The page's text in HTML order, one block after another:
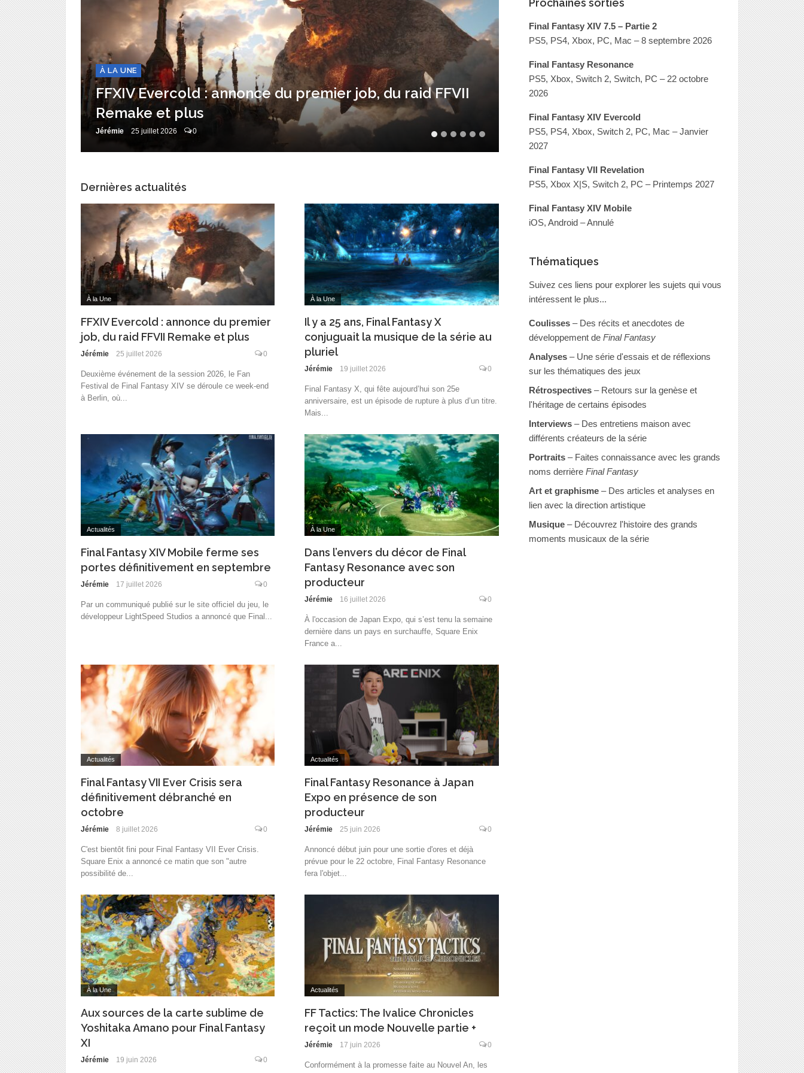
sort
À LA UNE
FFXIV Evercold : annonce du premier job, du raid FFVII
Remake et plus
Jérémie 25 juillet 2026 0
À LA UNE
Il y a 25 ans, Final Fantasy X conjuguait la
série au pluriel
Jérémie 19 juillet 2026 0
Dernières actualités
À la Une
FFXIV Evercold : annonce du premier
job, du raid FFVII Remake et plus
Jérémie 25 juillet 2026 0
Deuxième événement de la session 2026, le Fan
Festival de Final Fantasy XIV se déroule ce week-end
à Berlin, où...
À la Une
Il y a 25 ans, Final Fantasy X
conjuguait la musique de la série au
pluriel
Jérémie 19 juillet 2026 0
Final Fantasy X, qui fête aujourd’hui son 25e
anniversaire, est un épisode de rupture à plus d’un titre.
Mais...
Actualités
Final Fantasy XIV Mobile ferme ses
portes définitivement en septembre
Jérémie 17 juillet 2026 0
Par un communiqué publié sur le site officiel du jeu, le
développeur LightSpeed Studios a annoncé que Final...
À la Une
Dans l’envers du décor de Final
Fantasy Resonance avec son
producteur
Jérémie 16 juillet 2026 0
À l'occasion de Japan Expo, qui s’est tenu la semaine
dernière dans un pays en surchauffe, Square Enix
France a...
Actualités
Final Fantasy VII Ever Crisis sera
définitivement débranché en
octobre
Jérémie 8 juillet 2026 0
C'est bientôt fini pour Final Fantasy VII Ever Crisis.
Square Enix a annoncé ce matin que son "autre
possibilité de...
Actualités
Final Fantasy Resonance à Japan
Expo en présence de son
producteur
Jérémie 25 juin 2026 0
Annoncé début juin pour une sortie d'ores et déjà
prévue pour le 22 octobre, Final Fantasy Resonance
fera l'objet...
À la Une
Aux sources de la carte sublime de
Yoshitaka Amano pour Final Fantasy
XI
Jérémie 19 juin 2026 0
Actualités
FF Tactics: The Ivalice Chronicles
reçoit un mode Nouvelle partie +
Jérémie 17 juin 2026 0
Conformément à la promesse faite au Nouvel An, les
Prochaines sorties
Final Fantasy XIV 7.5 – Partie 2
PS5, PS4, Xbox, PC, Mac – 8 septembre 2026
Final Fantasy Resonance
PS5, Xbox, Switch 2, Switch, PC – 22 octobre
2026
Final Fantasy XIV Evercold
PS5, PS4, Xbox, Switch 2, PC, Mac – Janvier
2027
Final Fantasy VII Revelation
PS5, Xbox X|S, Switch 2, PC – Printemps 2027
Final Fantasy XIV Mobile
iOS, Android – Annulé
Thématiques
Suivez ces liens pour explorer les sujets qui vous
intéressent le plus...
Coulisses– Des récits et anecdotes de
développement de Final Fantasy
Analyses– Une série d'essais et de réflexions
sur les thématiques des jeux
Rétrospectives– Retours sur la genèse et
l'héritage de certains épisodes
Interviews– Des entretiens maison avec
différents créateurs de la série
Portraits– Faites connaissance avec les grands
noms derrière Final Fantasy
Art et graphisme– Des articles et analyses en
lien avec la direction artistique
Musique– Découvrez l'histoire des grands
moments musicaux de la série